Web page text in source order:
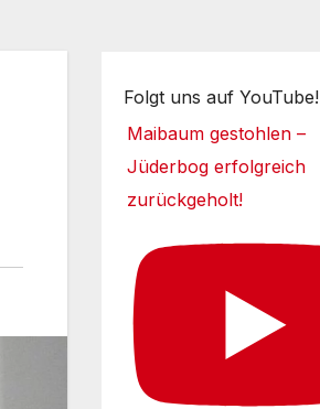
Folgt uns auf YouTube!
Maibaum gestohlen –
Jüderbog erfolgreich
zurückgeholt!